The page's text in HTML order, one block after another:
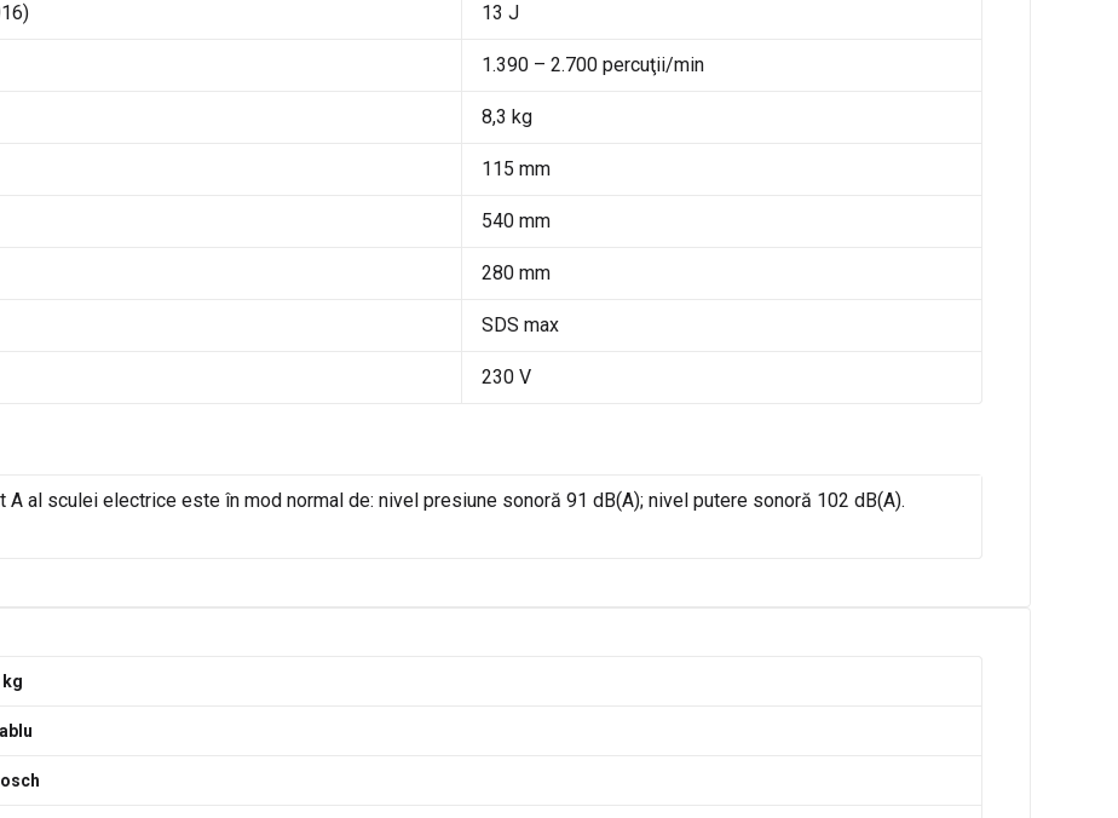
13 J
1.390 – 2.700 percuţii/min
8,3 kg
115 mm
540 mm
280 mm
SDS max
230 V
A al sculei electrice este în mod normal de: nivel presiune sonoră 91 dB(A); nivel putere sonoră 102 dB(A).
kg